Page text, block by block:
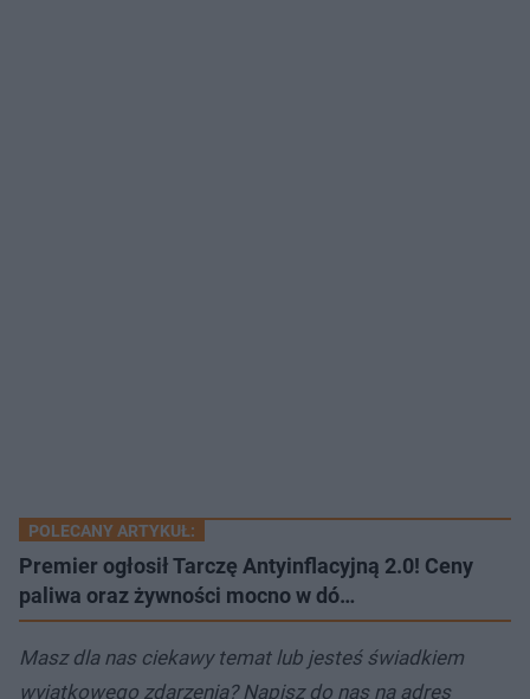
POLECANY ARTYKUŁ:
Premier ogłosił Tarczę Antyinflacyjną 2.0! Ceny
paliwa oraz żywności mocno w dó…
Masz dla nas ciekawy temat lub jesteś świadkiem
wyjątkowego zdarzenia? Napisz do nas na adres